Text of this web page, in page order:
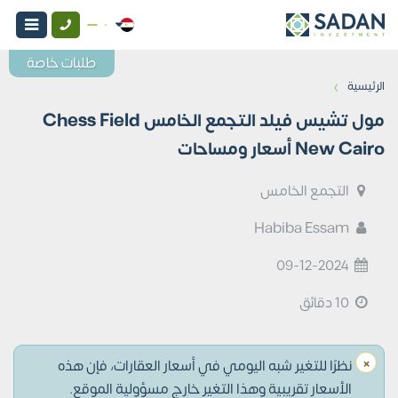
الرئيسية ›
مول تشيس فيلد التجمع الخامس Chess Field
New Cairo أسعار ومساحات
التجمع الخامس
09-12-2024
× نظرًا للتغير شبه اليومي في أسعار العقارات، فإن هذه
الأسعار تقريبية وهذا التغير خارج مسؤولية الموقع.
طلبات خاصة